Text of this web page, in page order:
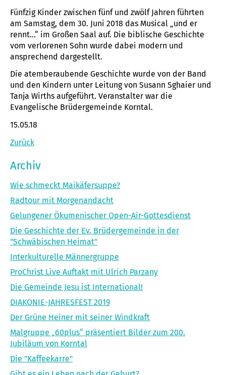
Fünfzig Kinder zwischen fünf und zwölf Jahren führten
am Samstag, dem 30. Juni 2018 das Musical „und er
rennt...“ im Großen Saal auf. Die biblische Geschichte
vom verlorenen Sohn wurde dabei modern und
ansprechend dargestellt.
Die atemberaubende Geschichte wurde von der Band
und den Kindern unter Leitung von Susann Sghaier und
Tanja Wirths aufgeführt. Veranstalter war die
Evangelische Brüdergemeinde Korntal.
15.05.18
Zurück
Archiv
Wie schmeckt Maikäfersuppe?
Radtour mit Morgenandacht
Gelungener Ökumenischer Open-Air-Gottesdienst
Die Geschichte der Ev. Brüdergemeinde in der
"Schwäbischen Heimat"
Interkulturelle Männergruppe
ProChrist Live Auftakt mit Ulrich Parzany
Die Gemeinde Jesu ist International!
DIAKONIE-JAHRESFEST 2019
Der Grüne Heiner mit seiner Windkraft
Malgruppe „60plus“ präsentiert Bilder zum 200.
Jubiläum von Korntal
Die "Kaffeekarre"